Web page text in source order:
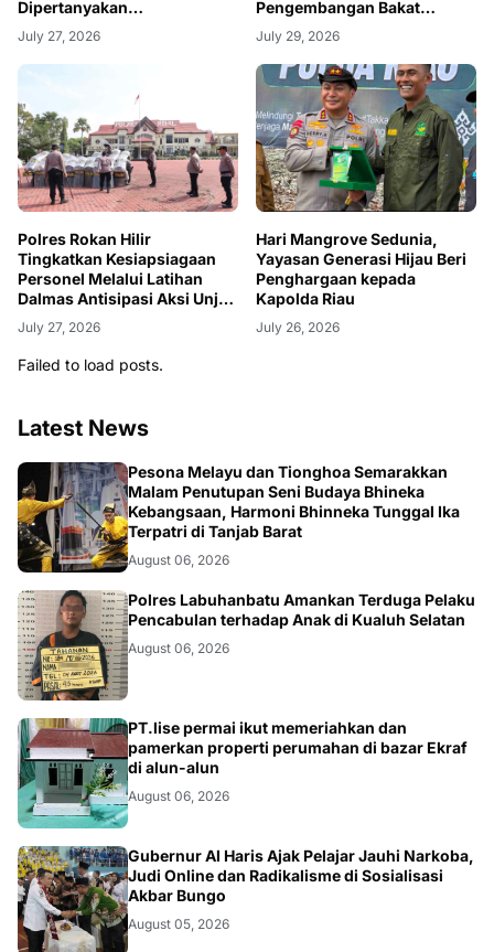
Dipertanyakan
Implementasinya.
July 27, 2026
Pengembangan Bakat
Keagamaan Anak
July 29, 2026
Polres Rokan Hilir
Tingkatkan Kesiapsiagaan
Personel Melalui Latihan
Dalmas Antisipasi Aksi Unjuk
Rasa
July 27, 2026
Hari Mangrove Sedunia,
Yayasan Generasi Hijau Beri
Penghargaan kepada
Kapolda Riau
July 26, 2026
Failed to load posts.
Latest News
BERITA
Pesona Melayu dan Tionghoa Semarakkan
Malam Penutupan Seni Budaya Bhineka
Kebangsaan, Harmoni Bhinneka Tunggal Ika
Terpatri di Tanjab Barat
August 06, 2026
BERITA
Polres Labuhanbatu Amankan Terduga Pelaku
Pencabulan terhadap Anak di Kualuh Selatan
August 06, 2026
BERITA
PT.lise permai ikut memeriahkan dan
pamerkan properti perumahan di bazar Ekraf
di alun-alun
August 06, 2026
BUNGO
Gubernur Al Haris Ajak Pelajar Jauhi Narkoba,
Judi Online dan Radikalisme di Sosialisasi
Akbar Bungo
August 05, 2026